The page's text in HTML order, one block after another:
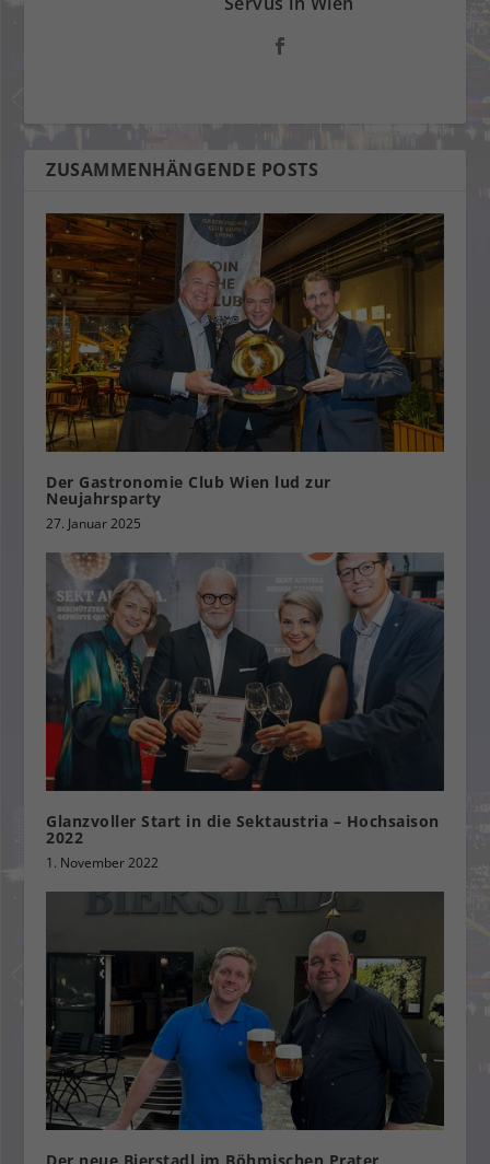
ZUSAMMENHÄNGENDE POSTS
Der Gastronomie Club Wien lud zur
Neujahrsparty
27. Januar 2025
Glanzvoller Start in die Sektaustria – Hochsaison
2022
1. November 2022